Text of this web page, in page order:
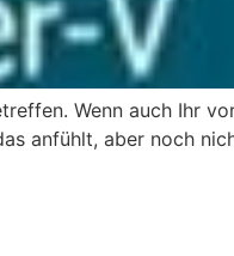
Wenn auch Ihr
anfühlt, aber noch